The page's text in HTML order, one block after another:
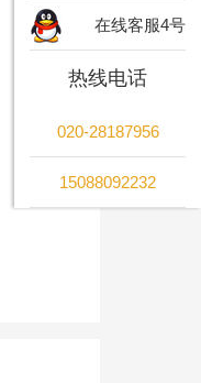
在线客服4号
热线电话
020-28187956
15088092232